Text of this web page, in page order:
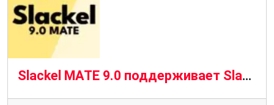
Slackel MATE 9.0 поддерживает Slackware Current для 32-разрядных систем